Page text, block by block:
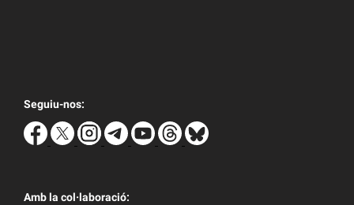
Seguiu-nos:
Amb la col·laboració: